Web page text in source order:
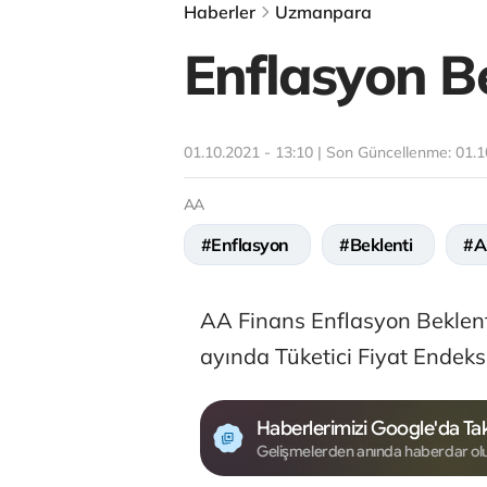
Haberler Uzmanpara
Enflasyon
01.10.2021 - 13:10 | Son Güncellenme:
AA
#Enflasyon #Beklenti
AA Finans Enflasyon
ayında Tüketici Fiyat
Haberlerimizi Google'da
Gelişmelerden anında haberdar